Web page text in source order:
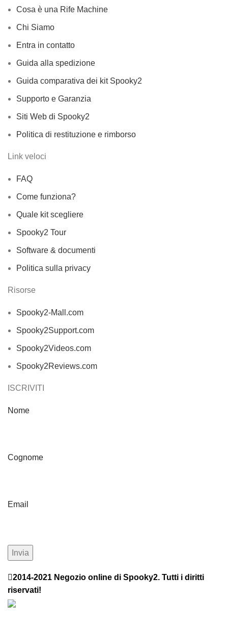
Cosa è una Rife Machine
Chi Siamo
Entra in contatto
Guida alla spedizione
Guida comparativa dei kit Spooky2
Supporto e Garanzia
Siti Web di Spooky2
Politica di restituzione e rimborso
Link veloci
FAQ
Come funziona?
Quale kit scegliere
Spooky2 Tour
Software & documenti
Politica sulla privacy
Risorse
Spooky2-Mall.com
Spooky2Support.com
Spooky2Videos.com
Spooky2Reviews.com
ISCRIVITI
Nome
Cognome
Email
2014-2021 Negozio online di Spooky2. Tutti i diritti
riservati!